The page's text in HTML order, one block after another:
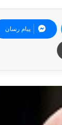
پیام رسان